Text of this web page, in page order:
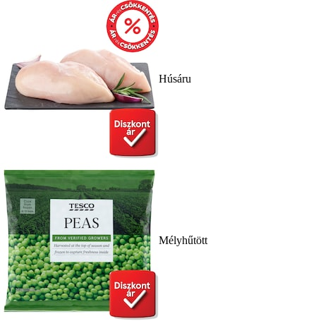
Húsáru
Mélyhűtött